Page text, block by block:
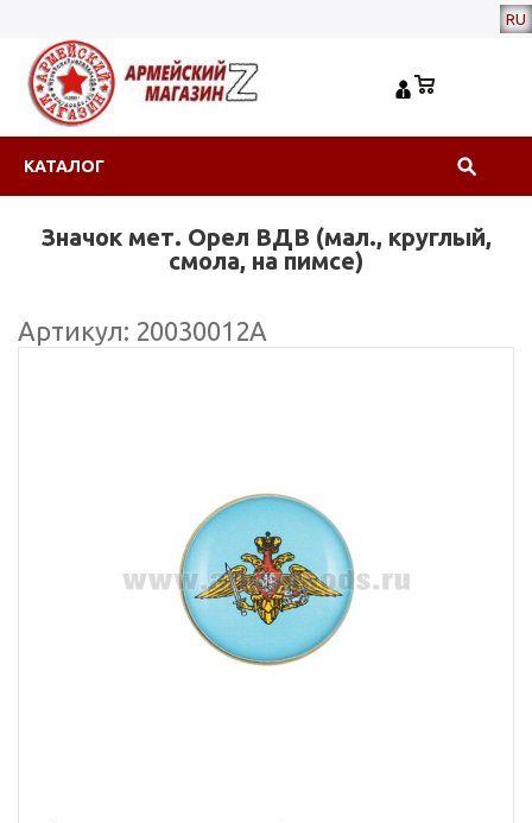
RU
КАТАЛОГ
Значок мет. Орел ВДВ (мал., круглый,
смола, на пимсе)
Артикул: 20030012А